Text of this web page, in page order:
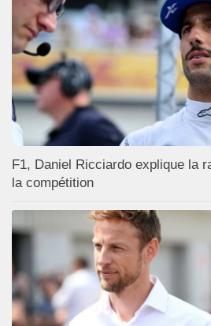
F1, Daniel Ricciardo explique la
la compétition